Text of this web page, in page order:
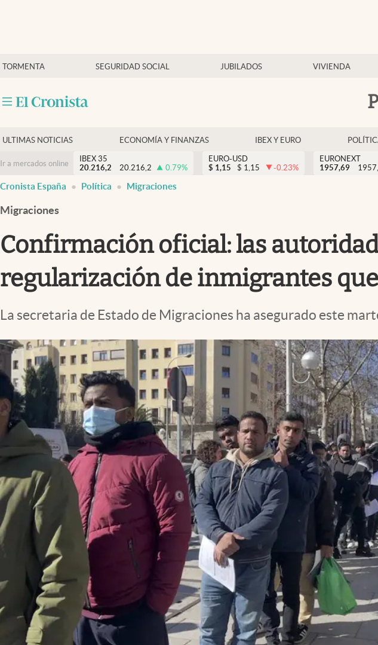
TORMENTA SEGURIDAD SOCIAL JUBILADOS VIVIENDA
Economía y finanzas
Criptomonedas
ULTIMAS NOTICIAS ECONOMÍA Y FINANZAS IBEX Y EURO
Ir a mercados online
IBEX 35
20.216,2
20.216,2 0.79%
EURO-USD
$ 1,15 $ 1,15 -0.23%
EURONEXT
1957,69
Cronista España Política Migraciones
Migraciones
Confirmación oficial: las
regularización de inmigrantes
La secretaria de Estado de Migraciones ha asegurado este